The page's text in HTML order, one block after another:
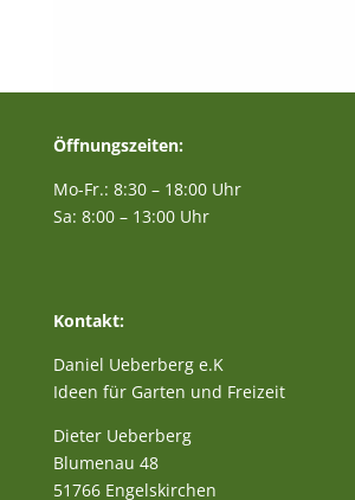
Öffnungszeiten:
Mo-Fr.: 8:30 – 18:00 Uhr
Sa: 8:00 – 13:00 Uhr
Kontakt:
Daniel Ueberberg e.K
Ideen für Garten und Freizeit
Dieter Ueberberg
Blumenau 48
51766 Engelskirchen